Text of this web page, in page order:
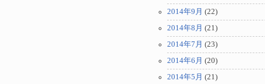
2014年9月 (22)
2014年8月 (21)
2014年7月 (23)
2014年6月 (20)
2014年5月 (21)